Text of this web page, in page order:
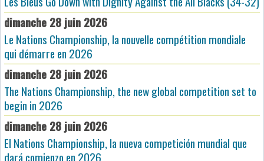
dimanche 28 juin 2026
Le Nations Championship, la nouvelle compétition mondiale
qui démarre en 2026
dimanche 28 juin 2026
The Nations Championship, the new global competition set to
begin in 2026
dimanche 28 juin 2026
El Nations Championship, la nueva competición mundial que
dará comienzo en 2026